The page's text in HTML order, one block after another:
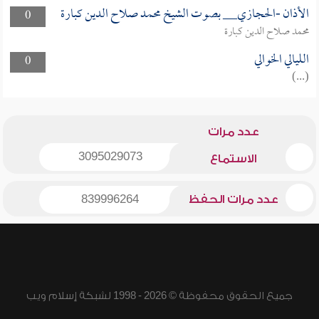
0
الأذان -الحجازي__ بصوت الشيخ محمد صلاح الدين كبارة
محمد صلاح الدين كبارة
0
الليالي الخوالي
(...)
عدد مرات
الاستماع 3095029073
عدد مرات الحفظ 839996264
جميع الحقوق محفوظة © 2026 - 1998 لشبكة إسلام ويب